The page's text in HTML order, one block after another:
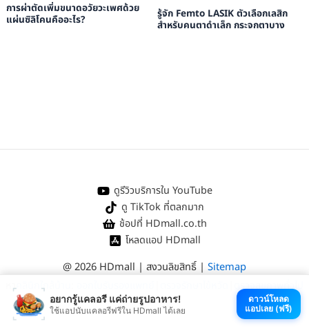
การผ่าตัดเพิ่มขนาดอวัยวะเพศด้วย
แผ่นซิลิโคนคืออะไร?
รู้จัก Femto LASIK ตัวเลือกเลสิก
สำหรับคนตาดำเล็ก กระจกตาบาง
ดูรีวิวบริการใน YouTube
ดู TikTok ที่ตลกมาก
ช้อปที่ HDmall.co.th
โหลดแอป HDmall
@ 2026 HDmall | สงวนลิขสิทธิ์ | Sitemap
หาคลินิกใกล้บ้าน ตรวจสุขภาพทั่วไป
อยากรู้แคลอรี แค่ถ่ายรูปอาหาร!
ใช้แอปนับแคลอรีฟรีใน HDmall ได้เลย
ดาวน์โหลด
แอปเลย (ฟรี)